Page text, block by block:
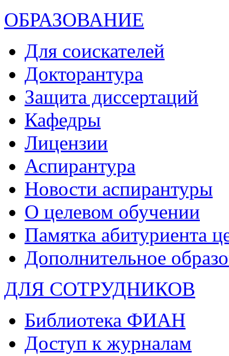
ОБРАЗОВАНИЕ
Для соискателей
Докторантура
Защита диссертаций
Кафедры
Лицензии
Аспирантура
Новости аспирантуры
О целевом обучении
Памятка абитуриента
Дополнительное
ДЛЯ СОТРУДНИКОВ
Библиотека ФИАН
Доступ к журналам